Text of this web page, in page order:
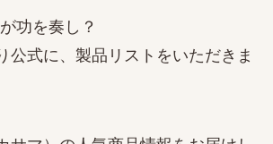
功を奏し？
公式に、製品リストをいただきま